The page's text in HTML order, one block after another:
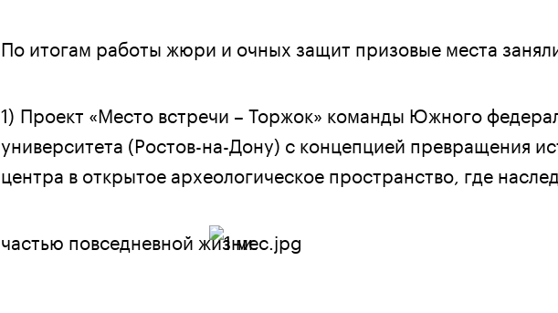
По итогам работы жюри и очных защит призовые места
1) Проект «Место встречи – Торжок» команды Южного
университета (Ростов-на-Дону) с концепцией превращения
центра в открытое археологическое пространство, где
частью повседневной жизни.